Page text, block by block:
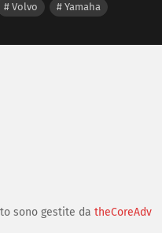
Volvo Yamaha
sono gestite da theCoreAdv